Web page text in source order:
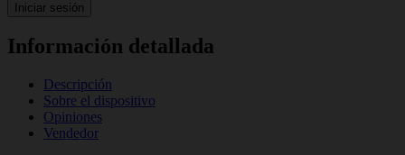
Iniciar sesión
Información detallada
Descripción
Sobre el dispositivo
Opiniones
Vendedor